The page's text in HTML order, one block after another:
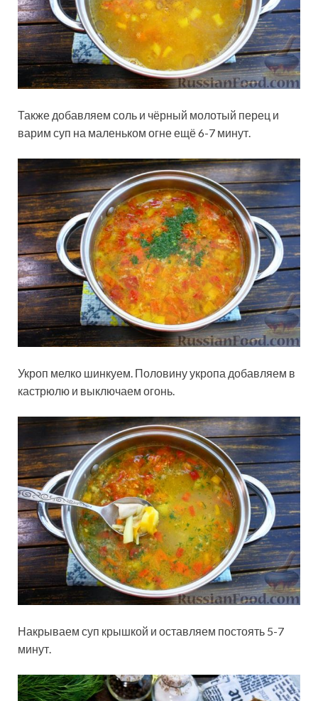
Также добавляем соль и чёрный молотый перец и
варим суп на маленьком огне ещё 6-7 минут.
Укроп мелко шинкуем. Половину укропа добавляем в
кастрюлю и выключаем огонь.
Накрываем суп крышкой и оставляем постоять 5-7
минут.